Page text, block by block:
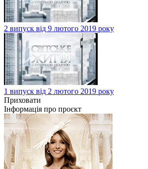
2 випуск від 9 лютого 2019 року
1 випуск від 2 лютого 2019 року
Приховати
Інформація про проєкт